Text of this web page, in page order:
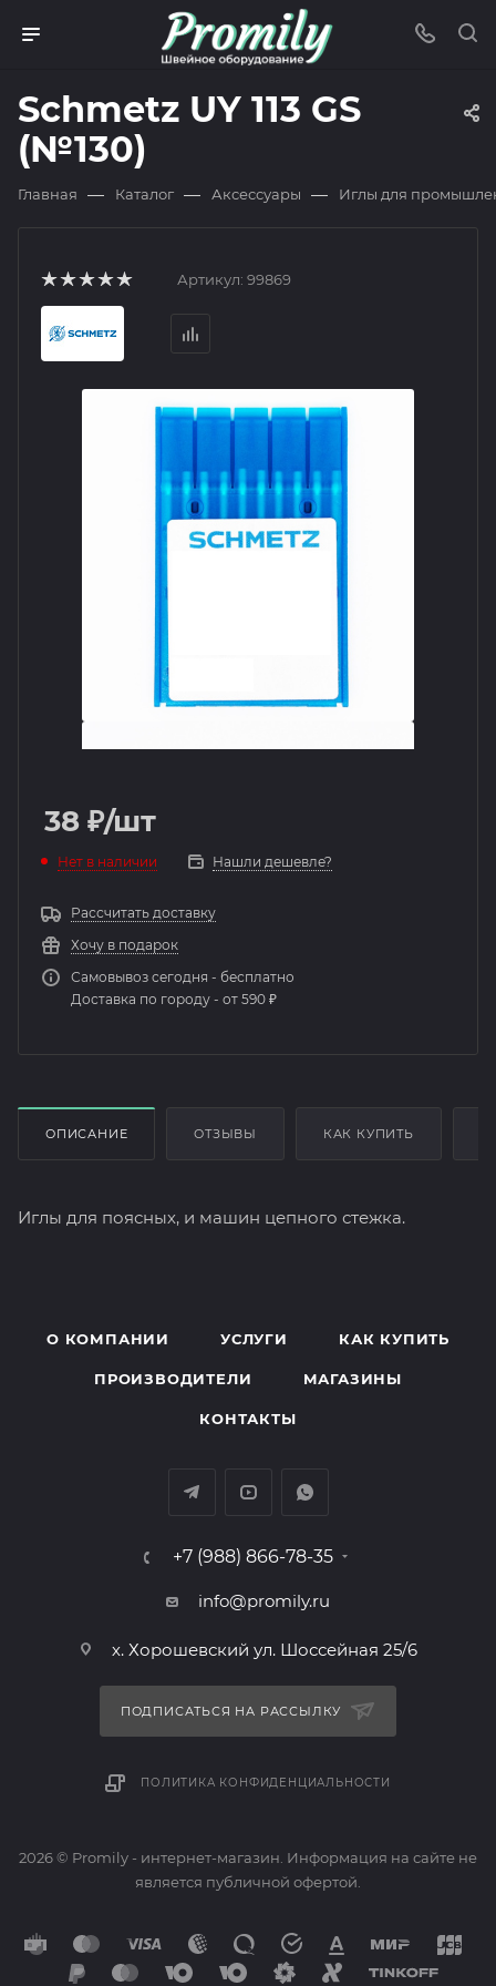
Schmetz UY 113 GS
(№130)
Главная — Каталог — Аксессуары — Иглы для
Артикул: 99869
38 ₽/шт
Нет в наличии Нашли дешевле?
Рассчитать доставку
Хочу в подарок
Самовывоз сегодня - бесплатно
Доставка по городу - от 590 ₽
ОПИСАНИЕ ОТЗЫВЫ КАК КУПИТЬ
Иглы для поясных, и машин цепного стежка.
О КОМПАНИИ УСЛУГИ КАК КУПИТЬ
ПРОИЗВОДИТЕЛИ МАГАЗИНЫ
КОНТАКТЫ
+7 (988) 866-78-35
info@promily.ru
х. Хорошевский ул. Шоссейная 25/6
ПОДПИСАТЬСЯ НА РАССЫЛКУ
ПОЛИТИКА КОНФИДЕНЦИАЛЬНОСТИ
2026 © Promily - интернет-магазин. Информация на сайте не
является публичной офертой.